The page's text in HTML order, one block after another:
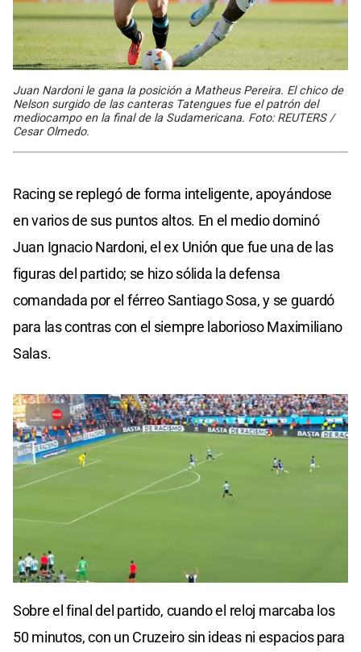
Juan Nardoni le gana la posición a Matheus Pereira. El chico de
Nelson surgido de las canteras Tatengues fue el patrón del
mediocampo en la final de la Sudamericana. Foto: REUTERS /
Cesar Olmedo.
Racing se replegó de forma inteligente, apoyándose
en varios de sus puntos altos. En el medio dominó
Juan Ignacio Nardoni, el ex Unión que fue una de las
figuras del partido; se hizo sólida la defensa
comandada por el férreo Santiago Sosa, y se guardó
para las contras con el siempre laborioso Maximiliano
Salas.
of
seconds
Sobre el final del partido, cuando el reloj marcaba los
50 minutos, con un Cruzeiro sin ideas ni espacios para